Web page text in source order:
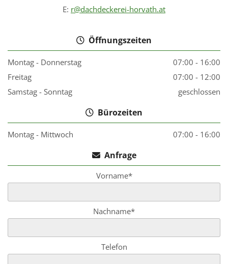
E: r@dachdeckerei-horvath.at
 Öffnungszeiten
Montag - Donnerstag
07:00 - 16:00
Freitag
07:00 - 12:00
Samstag - Sonntag
geschlossen
 Bürozeiten
Montag - Mittwoch 07:00 - 16:00
Anfrage
Vorname*
Nachname*
Telefon